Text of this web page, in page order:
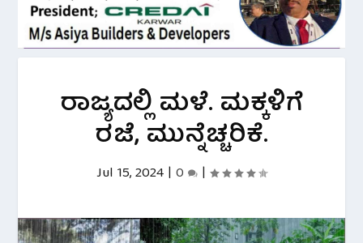
ರಾಜ್ಯದಲ್ಲಿ ಮಳೆ. ಮಕ್ಕಳಿಗೆ
ರಜೆ, ಮುನ್ನೆಚ್ಚರಿಕೆ.
Jul 15, 2024 | 0 |